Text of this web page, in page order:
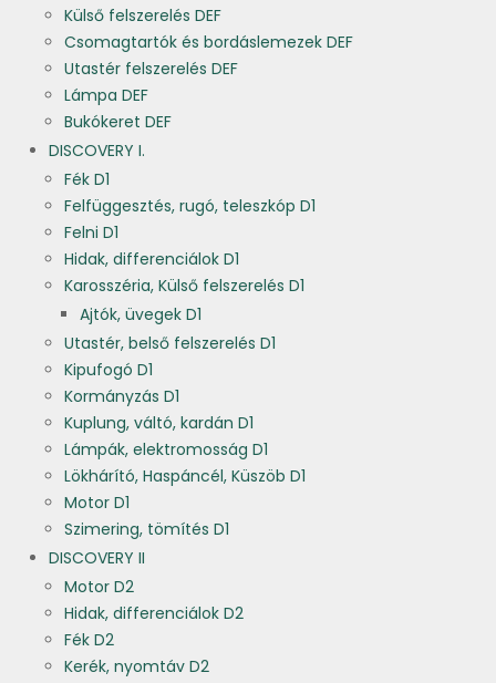
Külső felszerelés DEF
Csomagtartók és bordáslemezek DEF
Utastér felszerelés DEF
Lámpa DEF
Bukókeret DEF
DISCOVERY I.
Fék D1
Felfüggesztés, rugó, teleszkóp D1
Felni D1
Hidak, differenciálok D1
Karosszéria, Külső felszerelés D1
Ajtók, üvegek D1
Utastér, belső felszerelés D1
Kipufogó D1
Kormányzás D1
Kuplung, váltó, kardán D1
Lámpák, elektromosság D1
Lökhárító, Haspáncél, Küszöb D1
Motor D1
Szimering, tömítés D1
DISCOVERY II
Motor D2
Hidak, differenciálok D2
Fék D2
Kerék, nyomtáv D2